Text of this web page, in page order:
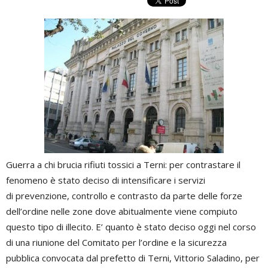
Guerra a chi brucia rifiuti tossici a Terni: per contrastare il
fenomeno è stato deciso di intensificare i servizi
di prevenzione, controllo e contrasto da parte delle forze
dell’ordine nelle zone dove abitualmente viene compiuto
questo tipo di illecito. E’ quanto è stato deciso oggi nel corso
di una riunione del Comitato per l’ordine e la sicurezza
pubblica convocata dal prefetto di Terni, Vittorio Saladino, per